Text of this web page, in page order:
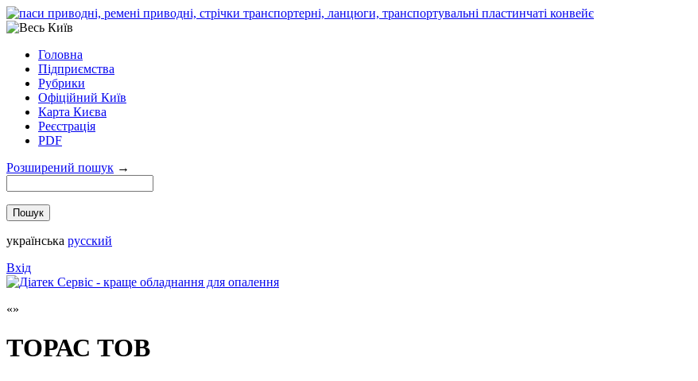
Головна
Підприємства
Рубрики
Офіційний Київ
Карта Києва
Реєстрація
PDF
Розширений пошук →
українська русский
Вхід
ТОРАС ТОВ